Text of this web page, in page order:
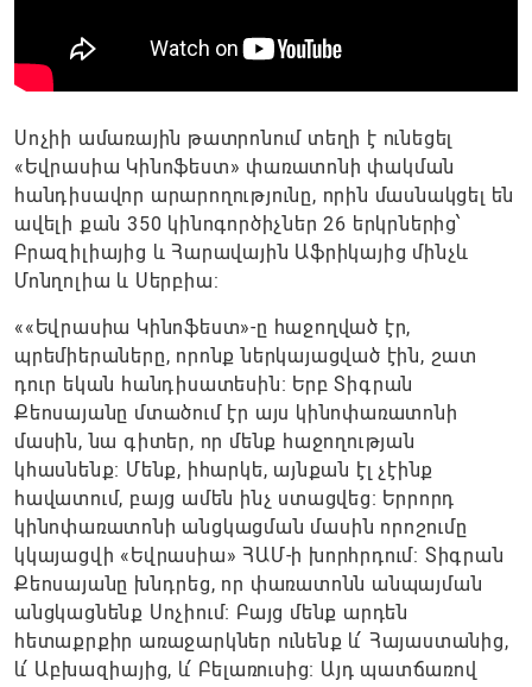
Սոչիի ամառային թատրոնում տեղի է ունեցել
«Եվրասիա Կինոֆեստ» փառատոնի փակման
հանդիսավոր արարողությունը, որին մասնակցել են
ավելի քան 350 կինոգործիչներ 26 երկրներից՝
Բրազիլիայից և Հարավային Աֆրիկայից մինչև
Մոնղոլիա և Սերբիա:
««Եվրասիա Կինոֆեստ»-ը հաջողված էր,
պրեմիերաները, որոնք ներկայացված էին, շատ
դուր եկան հանդիսատեսին։ Երբ Տիգրան
Քեոսայանը մտածում էր այս կինոփառատոնի
մասին, նա գիտեր, որ մենք հաջողության
կհասնենք։ Մենք, իհարկե, այնքան էլ չէինք
հավատում, բայց ամեն ինչ ստացվեց։ Երրորդ
կինոփառատոնի անցկացման մասին որոշումը
կկայացվի «Եվրասիա» ՀԱՄ-ի խորհրդում: Տիգրան
Քեոսայանը խնդրեց, որ փառատոնն անպայման
անցկացնենք Սոչիում։ Բայց մենք արդեն
հետաքրքիր առաջարկներ ունենք և՛ Հայաստանից,
և՛ Աբխազիայից, և՛ Բելառուսից։ Այդ պատճառով